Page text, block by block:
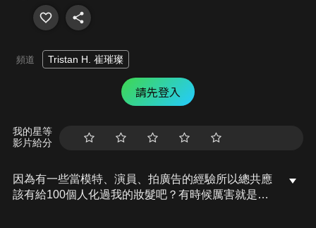
頻道 Tristan H. 崔璀璨
請先登入
我的星等
影片給分
因為有一些當模特、演員、拍廣告的經驗所以總共應
該有給100個人化過我的妝髮吧？有時候厲害就是厲